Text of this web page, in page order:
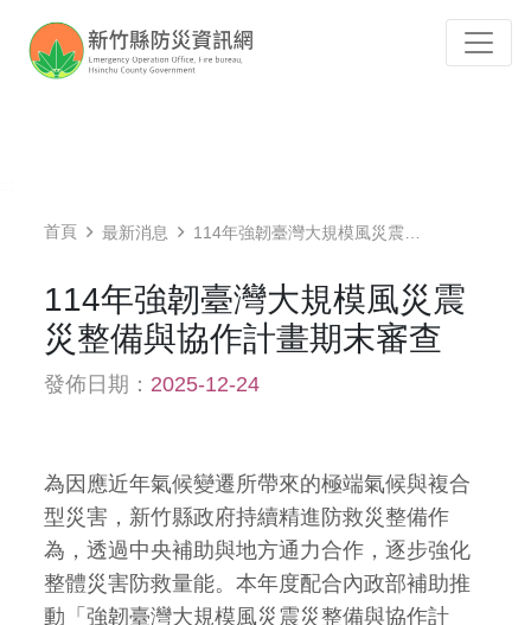
首頁 最新消息 114年強韌臺灣大規模風災震災整備與協作計畫期末審查
114年強韌臺灣大規模風災震
災整備與協作計畫期末審查
發佈日期： 2025-12-24
為因應近年氣候變遷所帶來的極端氣候與複合
型災害，新竹縣政府持續精進防救災整備作
為，透過中央補助與地方通力合作，逐步強化
整體災害防救量能。本年度配合內政部補助推
動「強韌臺灣大規模風災震災整備與協作計